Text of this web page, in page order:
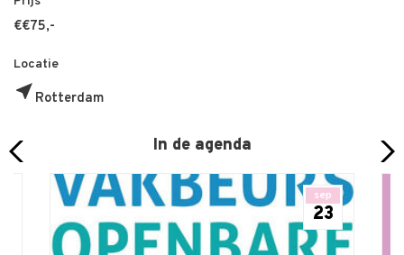
€€75,-
Locatie
near_me Rotterdam
In de agenda
sep
23